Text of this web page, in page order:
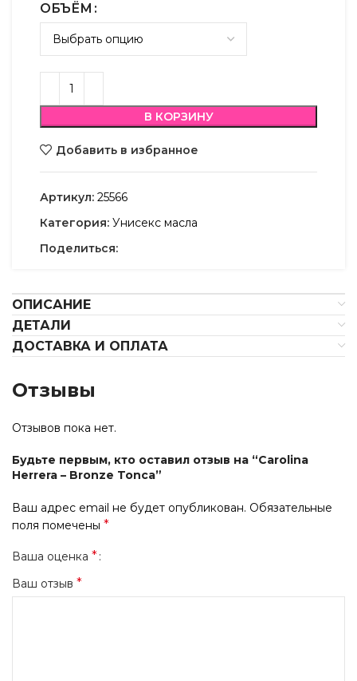
ОБЪЁМ
В КОРЗИНУ
Добавить в избранное
Артикул: 25566
Категория: Унисекс масла
Поделиться:
ОПИСАНИЕ
ДЕТАЛИ
ДОСТАВКА И ОПЛАТА
Отзывы
Отзывов пока нет.
Будьте первым, кто оставил отзыв на “Carolina
Herrera – Bronze Tonca”
Ваш адрес email не будет опубликован. Обязательные
поля помечены *
Ваша оценка *
Ваш отзыв *